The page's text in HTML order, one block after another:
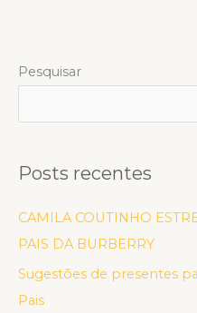
Pesquisar
Posts recentes
CAMILA COUTINHO
PAIS DA BURBERRY
Sugestões de presentes
Pais